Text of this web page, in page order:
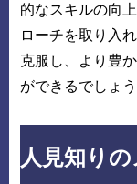
的なスキルの向
ローチを取り入
克服し、より豊
ができるでしょう
人見知り